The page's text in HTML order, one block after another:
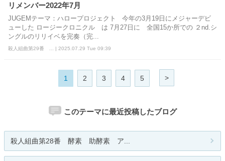
リメンバー2022年7月
JUGEMテーマ：ハロープロジェクト 今年の3月19日にメジャーデビ
ューした ロージークロニクル は 7月27日に 全国15か所での ２nd.シ
ングルのリリイベを完奏（完...
殺人組曲第29番 ... | 2025.07.29 Tue 09:39
1 2 3 4 5 >
このテーマに最近投稿したブログ
殺人組曲第28番 酵素 助酵素 ア...